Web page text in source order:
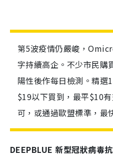
第5波疫情仍嚴峻，
字持續高企。不少市民購
陽性後作每日檢測。精選
$19以下買到，最平$10
可，或通過歐盟標準，最
DEEPBLUE 新型冠狀病毒